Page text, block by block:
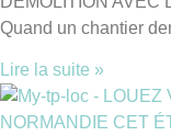
Quand un chantier
Lire la suite »